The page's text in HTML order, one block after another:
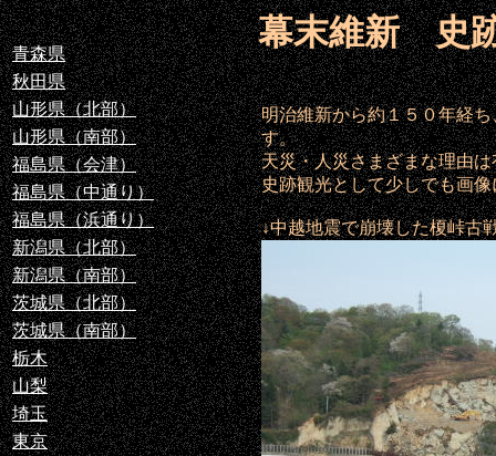
青森県
秋田県
山形県（北部）
山形県（南部）
福島県（会津）
福島県（中通り）
福島県（浜通り）
新潟県（北部）
新潟県（南部）
茨城県（北部）
茨城県（南部）
栃木
山梨
埼玉
東京
幕末維新 史
明治維新から約１５０年経
す。
天災・人災さまざまな理由
史跡観光として少しでも画
↓中越地震で崩壊した榎峠古